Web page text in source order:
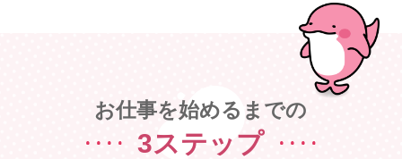
お仕事を始めるまでの
3ステップ